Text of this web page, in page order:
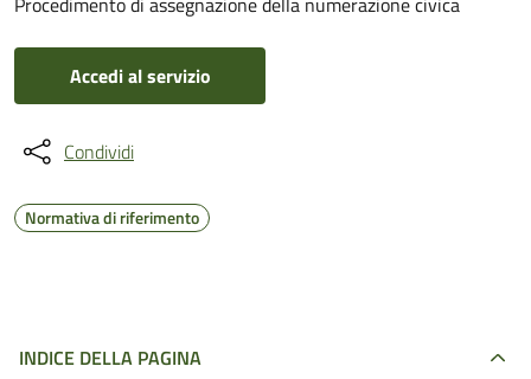
Accedi al servizio
Condividi
Normativa di riferimento
INDICE DELLA PAGINA